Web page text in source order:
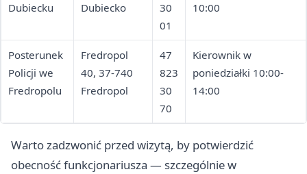
Dubiecku
Dubiecko
30
01
10:00
Posterunek
Policji we
Fredropolu
Fredropol
40, 37-740
Fredropol
47
823
30
70
Kierownik w
poniedziałki 10:00-
14:00
Warto zadzwonić przed wizytą, by potwierdzić
obecność funkcjonariusza — szczególnie w